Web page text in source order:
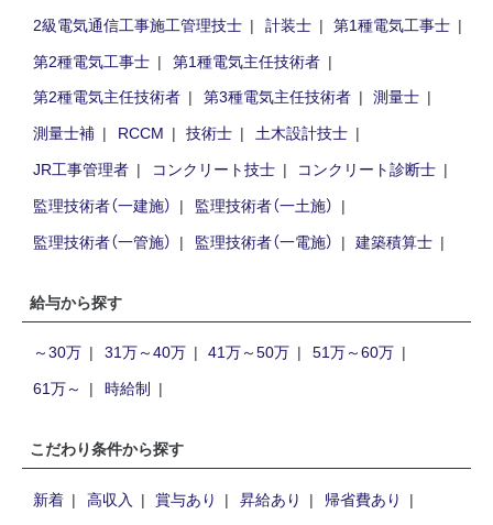
2級電気通信工事施工管理技士
計装士
第1種電気工事士
第2種電気工事士
第1種電気主任技術者
第2種電気主任技術者
第3種電気主任技術者
測量士
測量士補
RCCM 技術士
土木設計技士
JR工事管理者
コンクリート技士
コンクリート診断士
監理技術者（一建施）
監理技術者（一土施）
監理技術者（一管施）
監理技術者（一電施） 建築積算士
給与から探す
～30万 31万～40万 41万～50万
51万～60万
61万～
時給制
こだわり条件から探す
新着 高収入 賞与あり 昇給あり
帰省費あり